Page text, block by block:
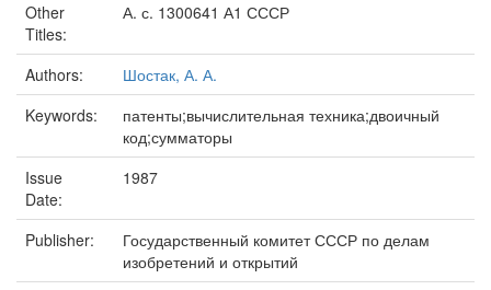
Other
Titles:
А. с. 1300641 А1 СССР
Authors:
Шостак, А. А.
Keywords:
патенты;вычислительная техника;двоичный
код;сумматоры
Issue
Date:
1987
Publisher:
Государственный комитет СССР по делам
изобретений и открытий